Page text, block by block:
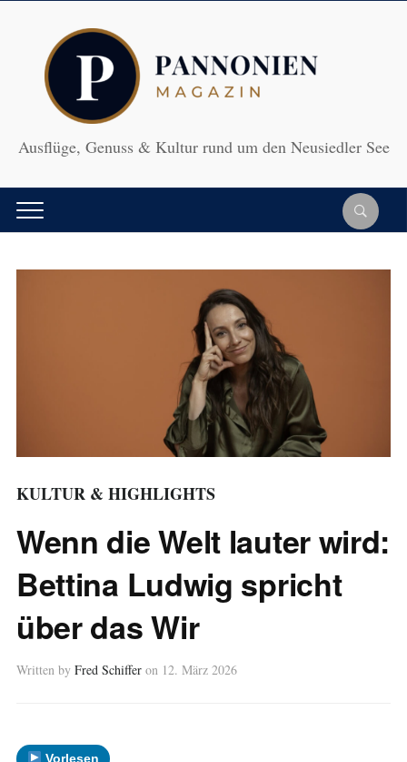
Ausflüge, Genuss & Kultur rund um den Neusiedler See
KULTUR & HIGHLIGHTS
Wenn die Welt lauter wird:
Bettina Ludwig spricht
über das Wir
Written by Fred Schiffer on 12. März 2026
Vorlesen